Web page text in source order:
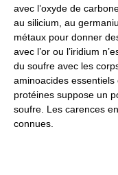
avec l’oxyde de
au silicium, au
métaux pour donner
avec l’or ou l’iridium
du soufre avec les
aminoacides
protéines suppose un
soufre. Les carences
connues.